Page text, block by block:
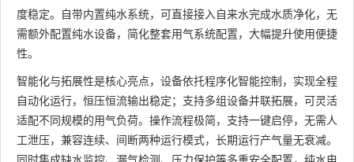
度稳定。自带内置纯水系统，可直接接入自来水完成水质净化，无
需额外配置纯水设备，简化整套用气系统配置，大幅提升使用便捷
性。
智能化与拓展性是核心亮点，设备依托程序化智能控制，实现全程
自动化运行，恒压恒流输出稳定；支持多组设备并联拓展，可灵活
适配不同规模的用气负荷。操作流程极简，支持一键启停，无需人
工泄压，兼容连续、间断两种运行模式，长期运行产气量无衰减。
同时集成缺水监控、漏气检测、压力保护等多重安全配置，纯水电